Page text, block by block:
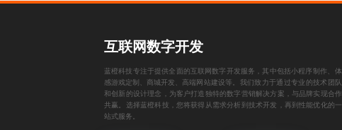
互联网数字开发
蓝橙科技专注于提供全面的互联网数字开发服务，其中包括小程序制作
体
感游戏定制
商城开发 高端网站建设等。我们致力于通过专业的技术团队
和创新的设计理念，为客户打造独特的数字营销解决方案，与品牌实现合作
共赢。选择蓝橙科技，您将获得从需求分析到技术开发，再到性能优化的一
站式服务。